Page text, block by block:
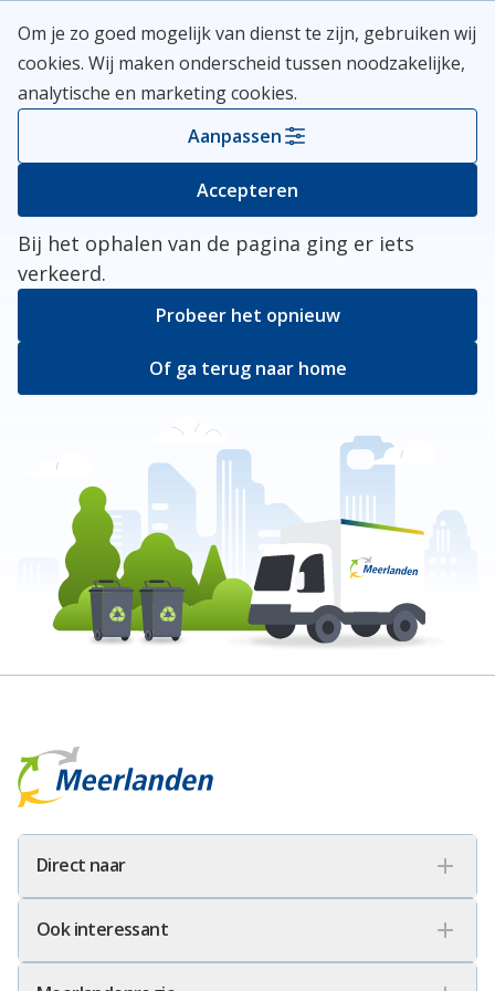
naar
inhoud
Meerlanden Logo
Open
Kies je gemeente
Er ging iets mis
Bij het ophalen van de pagina ging er iets
verkeerd.
Probeer het opnieuw
Of ga terug naar home
Meerlanden Logo
Direct naar
Ook interessant
Om je zo goed mogelijk van dienst te zijn, gebruiken wij
cookies. Wij maken onderscheid tussen noodzakelijke,
analytische en marketing cookies.
Aanpassen
Accepteren